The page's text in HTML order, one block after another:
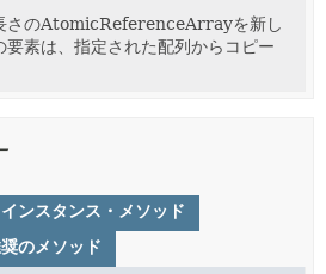
さのAtomicReferenceArrayを新し
要素は、指定された配列からコピー
インスタンス・メソッド
のメソッド